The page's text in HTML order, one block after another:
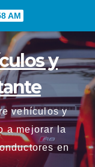
AM
y
vehículos y
a mejorar la
en